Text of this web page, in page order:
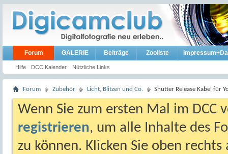
Forum
Hilfe DCC Kalender Nützliche Links
GALERIE Beiträge Zooliste
Forum Zubehör Licht, Blitzen und Co. Shutter Release Kabel für
Wenn Sie zum ersten Mal im DCC
registrieren, um alle Inhalte des
zu können. Klicken Sie oben